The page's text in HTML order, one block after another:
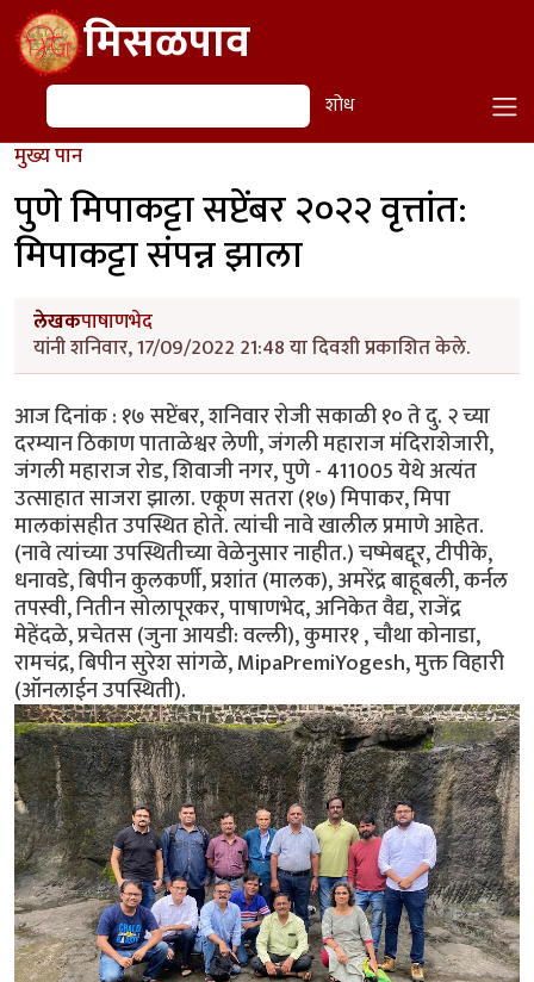
Skip to main contentमिसळपाव
शोध शोध
मुख्य पान
पुणे मिपाकट्टा सप्टेंबर २०२२ वृत्तांत:
मिपाकट्टा संपन्न झाला
लेखकपाषाणभेद
यांनी शनिवार, 17/09/2022 21:48 या दिवशी प्रकाशित केले.
आज दिनांक : १७ सप्टेंबर, शनिवार रोजी सकाळी १० ते दु. २ च्या
दरम्यान ठिकाण पाताळेश्वर लेणी, जंगली महाराज मंदिराशेजारी,
जंगली महाराज रोड, शिवाजी नगर, पुणे - 411005 येथे अत्यंत
उत्साहात साजरा झाला. एकूण सतरा (१७) मिपाकर, मिपा
मालकांसहीत उपस्थित होते. त्यांची नावे खालील प्रमाणे आहेत.
(नावे त्यांच्या उपस्थितीच्या वेळेनुसार नाहीत.) चष्मेबद्दूर, टीपीके,
धनावडे, बिपीन कुलकर्णी, प्रशांत (मालक), अमरेंद्र बाहूबली, कर्नल
तपस्वी, नितीन सोलापूरकर, पाषाणभेद, अनिकेत वैद्य, राजेंद्र
मेहेंदळे, प्रचेतस (जुना आयडी: वल्ली), कुमार१ , चौथा कोनाडा,
रामचंद्र, बिपीन सुरेश सांगळे, MipaPremiYogesh, मुक्त विहारी
(ऑनलाईन उपस्थिती).